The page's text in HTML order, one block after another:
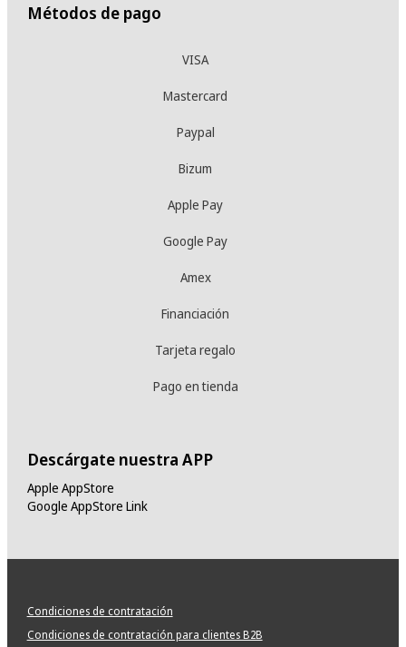
Métodos de pago
VISA
Mastercard
Paypal
Bizum
Apple Pay
Google Pay
Amex
Financiación
Tarjeta regalo
Pago en tienda
Descárgate nuestra APP
Apple AppStore
Google AppStore Link
Condiciones de contratación
Condiciones de contratación para clientes B2B